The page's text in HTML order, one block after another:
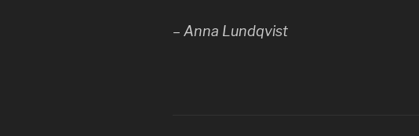
– Anna Lundqvist